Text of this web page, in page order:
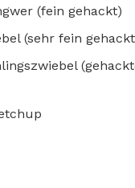
(fein gehackt)
(sehr fein